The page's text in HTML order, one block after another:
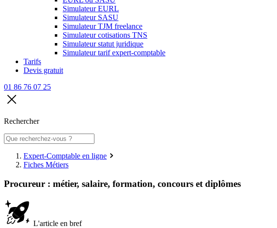
Simulateur EURL
Simulateur SASU
Simulateur TJM freelance
Simulateur cotisations TNS
Simulateur statut juridique
Simulateur tarif expert-comptable
Tarifs
Devis gratuit
01 86 76 07 25
Rechercher
Expert-Comptable en ligne
Fiches Métiers
Procureur : métier, salaire, formation, concours et diplômes
L'article en bref